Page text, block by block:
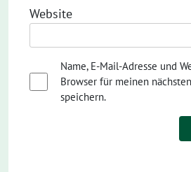
Website
Name, E-Mail-Adresse und
Browser für meinen
speichern.